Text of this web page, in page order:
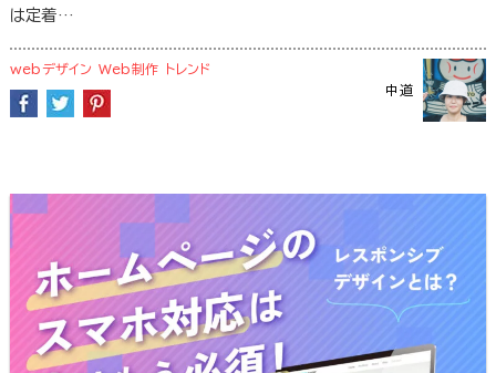
は定着…
中道
webデザイン Web制作 トレンド